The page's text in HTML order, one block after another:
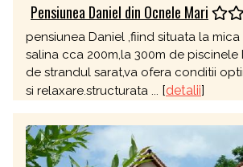
Pensiunea Daniel din Ocnele Mari
pensiunea Daniel ,fiind situata la
salina cca 200m,la 300m de piscinele
de strandul sarat,va ofera conditii
si relaxare.structurata ... [detalii]